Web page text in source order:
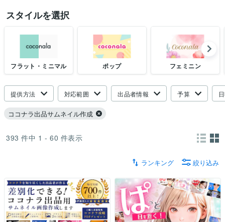
スタイルを選択
フラット・ミニマル ポップ フェミニン
提供方法 対応範囲 出品者情報 予算
ココナラ出品サムネイル作成
393 件中 1 - 60 件表示
ランキング 絞り込み